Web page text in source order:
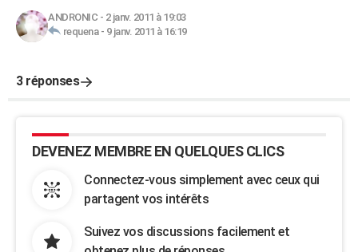
ANDRONIC - 2 janv. 2011 à 19:03
requena- 9 janv. 2011 à 16:19
3 réponses
DEVENEZ MEMBRE EN QUELQUES CLICS
Connectez-vous simplement avec ceux qui
partagent vos intérêts
Suivez vos discussions facilement et